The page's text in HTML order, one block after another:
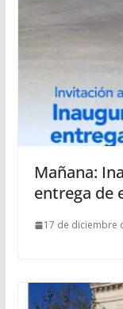
Mañana:
entrega de
17 de diciembre